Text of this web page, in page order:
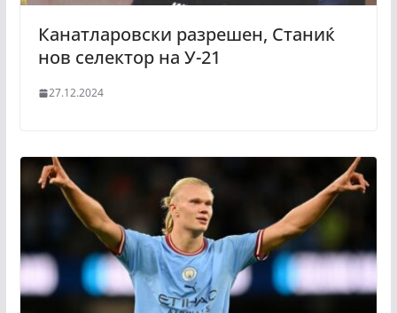
Канатларовски разрешен, Станиќ
нов селектор на У-21
27.12.2024